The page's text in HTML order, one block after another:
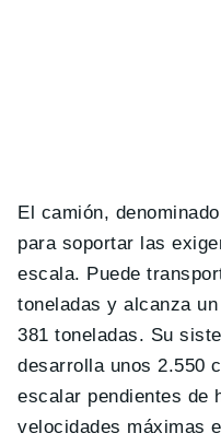
El camión,
para soportar las
escala. Puede
toneladas y alcanza
381 toneladas. Su
desarrolla unos 2.550
escalar pendientes de
velocidades máximas